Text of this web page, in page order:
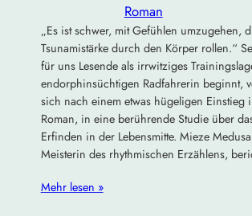
Roman
„Es ist schwer, mit Gefühlen umzugehen,
Tsunamistärke durch den Körper rollen.“
für uns Lesende als irrwitziges
endorphinsüchtigen Radfahrerin beginnt,
sich nach einem etwas hügeligen Einstieg
Roman, in eine berührende Studie über
Erfinden in der Lebensmitte. Mieze
Meisterin des rhythmischen Erzählens,
Mehr lesen »